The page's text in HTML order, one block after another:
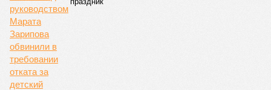
Праздничной
подсветкой украсят
казанскую
телебашню в честь
25-летия РТРС